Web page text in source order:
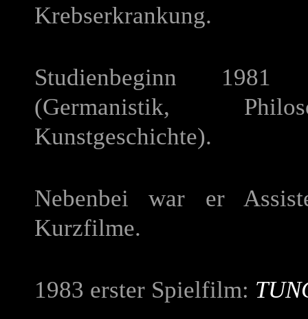
Krebserkrankung.
Studienbeginn
(Germanistik,
Kunstgeschichte).
Nebenbei war er
Kurzfilme.
1983 erster Spielfilm: